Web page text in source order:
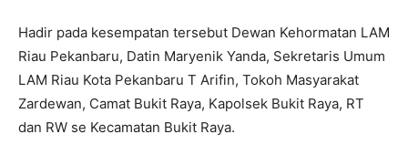
Hadir pada kesempatan tersebut Dewan Kehormatan LAM
Riau Pekanbaru, Datin Maryenik Yanda, Sekretaris Umum
LAM Riau Kota Pekanbaru T Arifin, Tokoh Masyarakat
Zardewan, Camat Bukit Raya, Kapolsek Bukit Raya, RT
dan RW se Kecamatan Bukit Raya.